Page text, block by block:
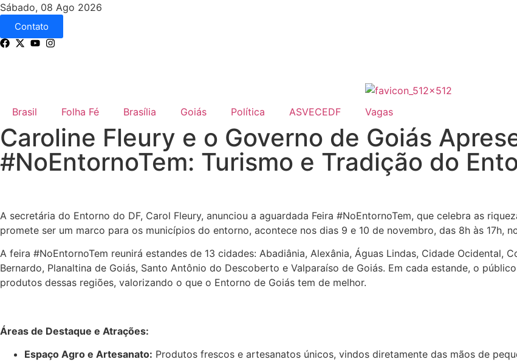
Sábado, 08 Ago 2026
Contato
Brasil Folha Fé Brasília Goiás Política ASVECEDF Vagas
Caroline Fleury e o Governo de Goiás
#NoEntornoTem: Turismo e Tradição do
A secretária do Entorno do DF, Carol Fleury, anunciou a aguardada Feira #NoEntornoTem, que celebra as
promete ser um marco para os municípios do entorno, acontece nos dias 9 e 10 de novembro, das 8h às 17h,
A feira #NoEntornoTem reunirá estandes de 13 cidades: Abadiânia, Alexânia, Águas Lindas, Cidade Ocidental,
Bernardo, Planaltina de Goiás, Santo Antônio do Descoberto e Valparaíso de Goiás. Em cada estande, o
produtos dessas regiões, valorizando o que o Entorno de Goiás tem de melhor.
Áreas de Destaque e Atrações:
Espaço Agro e Artesanato: Produtos frescos e artesanatos únicos, vindos diretamente das mãos de